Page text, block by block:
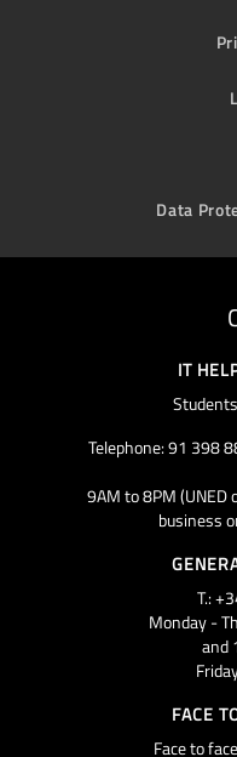
Data
IT
Telephone: 91 398
9AM to 8PM (UNED
business
T.:
Monday -
and
FACE
Face to